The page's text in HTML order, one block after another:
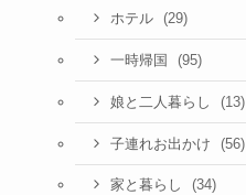
ホテル (29)
一時帰国 (95)
娘と二人暮らし (13)
子連れお出かけ (56)
家と暮らし (34)